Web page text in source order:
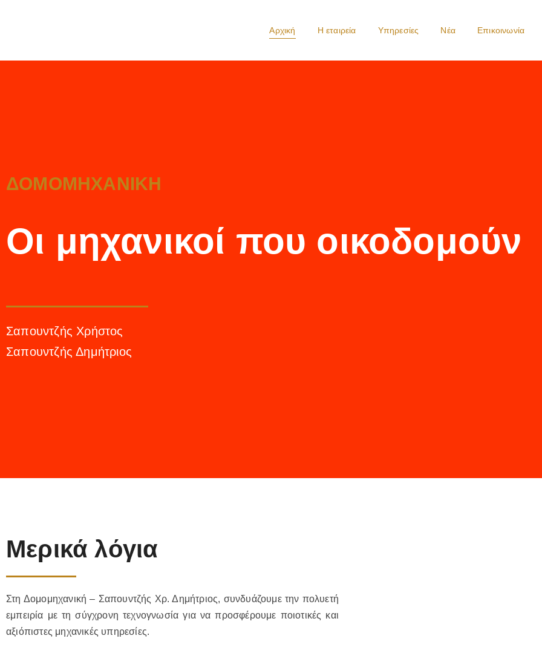
Αρχική Η εταιρεία Υπηρεσίες Νέα Επικοινωνία
ΔΟΜΟΜΗΧΑΝΙΚΗ
Οι μηχανικοί που οικοδομούν
Σαπουντζής Χρήστος
Σαπουντζής Δημήτριος
Μερικά λόγια
Στη Δομομηχανική – Σαπουντζής Χρ. Δημήτριος, συνδυάζουμε την πολυετή
εμπειρία με τη σύγχρονη τεχνογνωσία για να προσφέρουμε ποιοτικές και
αξιόπιστες μηχανικές υπηρεσίες.